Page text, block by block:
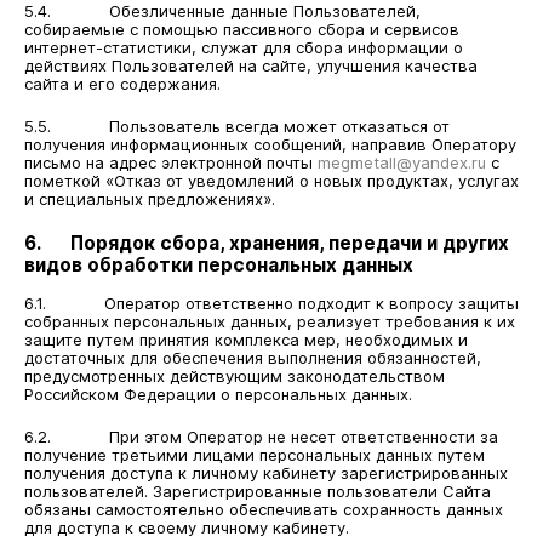
5.4. Обезличенные данные Пользователей,
собираемые с помощью пассивного сбора и сервисов
интернет-статистики, служат для сбора информации о
действиях Пользователей на сайте, улучшения качества
сайта и его содержания.
5.5. Пользователь всегда может отказаться от
получения информационных сообщений, направив Оператору
письмо на адрес электронной почты megmetall@yandex.ru с
пометкой «Отказ от уведомлений о новых продуктах, услугах
и специальных предложениях».
6. Порядок сбора, хранения, передачи и других
видов обработки персональных данных
6.1. Оператор ответственно подходит к вопросу защиты
собранных персональных данных, реализует требования к их
защите путем принятия комплекса мер, необходимых и
достаточных для обеспечения выполнения обязанностей,
предусмотренных действующим законодательством
Российском Федерации о персональных данных.
6.2. При этом Оператор не несет ответственности за
получение третьими лицами персональных данных путем
получения доступа к личному кабинету зарегистрированных
пользователей. Зарегистрированные пользователи Сайта
обязаны самостоятельно обеспечивать сохранность данных
для доступа к своему личному кабинету.